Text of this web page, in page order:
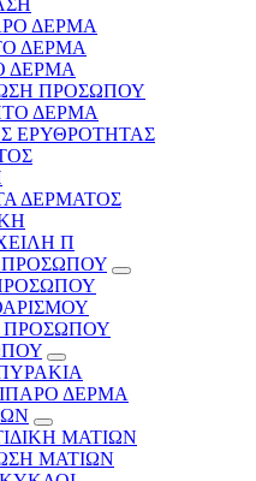
ΔΕΡΜΑ
ΔΕΡΜΑ
ΔΕΡΜΑ
ΠΡΟΣΩΠΟΥ
ΔΕΡΜΑ
ΕΡΥΘΡΟΤΗΤΑΣ
ΔΕΡΜΑΤΟΣ
Π
ΔΕΡΜΑ
ΜΑΤΙΩΝ
ΜΑΤΙΩΝ